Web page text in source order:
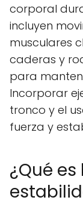
corporal
incluyen
musculares
caderas y
para
Incorporar
tronco y el
fuerza y
¿Qué